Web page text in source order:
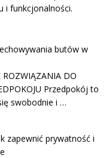
i funkcjonalności.
butów w
ROZWIĄZANIA DO
Przedpokój to
swobodnie i …
zapewnić prywatność i